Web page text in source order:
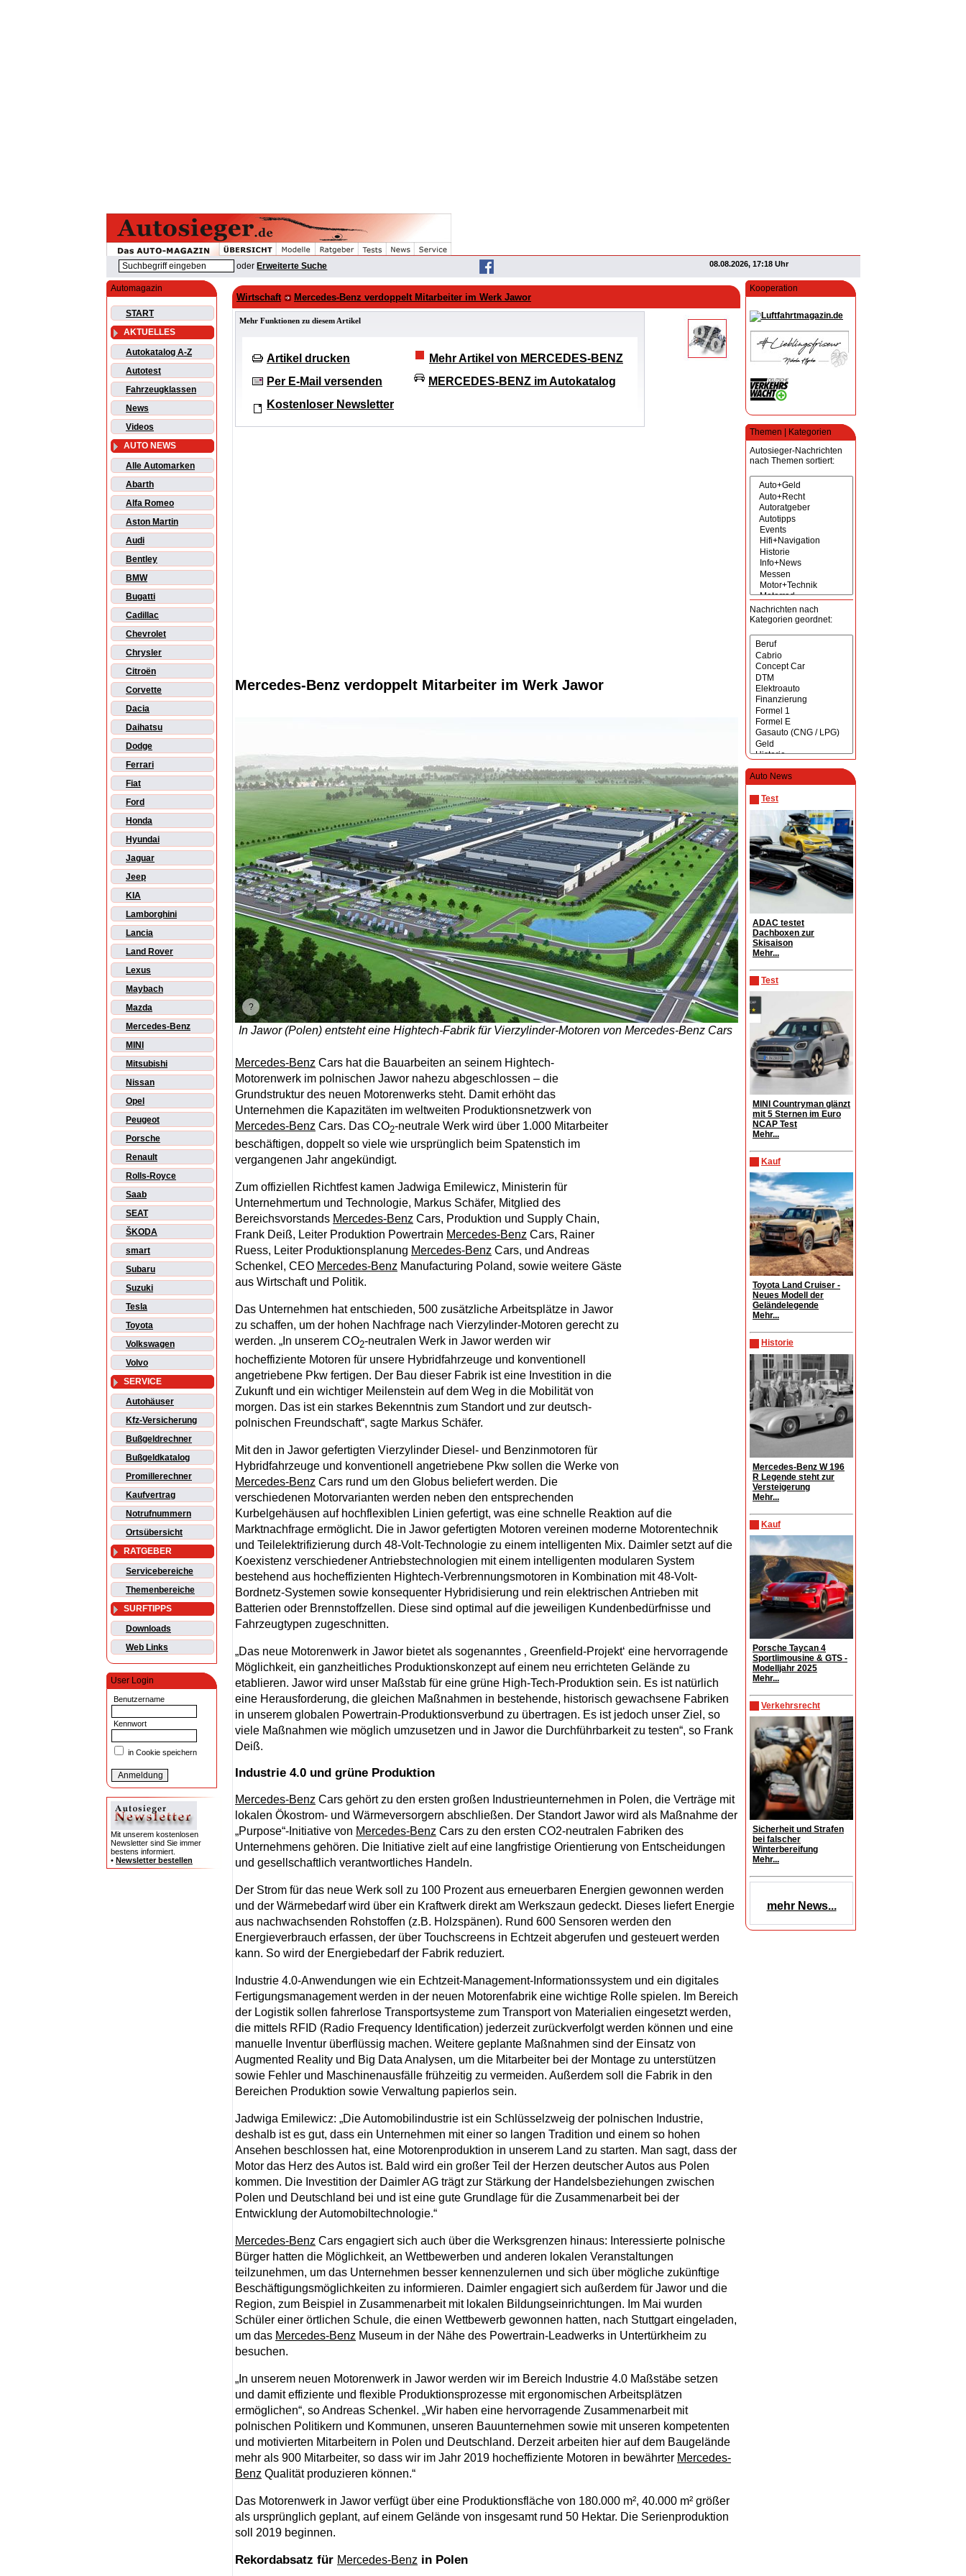
oder Erweiterte Suche 08.08.2026, 17:18 Uhr
Automagazin
START
AKTUELLES
Autokatalog A-Z
Autotest
Fahrzeugklassen
News
Videos
AUTO NEWS
Alle Automarken
Abarth
Alfa Romeo
Aston Martin
Audi
Bentley
BMW
Bugatti
Cadillac
Chevrolet
Chrysler
Citroën
Corvette
Dacia
Daihatsu
Dodge
Ferrari
Fiat
Ford
Honda
Hyundai
Jaguar
Jeep
KIA
Lamborghini
Lancia
Land Rover
Lexus
Maybach
Mazda
Mercedes-Benz
MINI
Mitsubishi
Nissan
Opel
Peugeot
Porsche
Renault
Rolls-Royce
Saab
SEAT
ŠKODA
smart
Subaru
Suzuki
Tesla
Toyota
Volkswagen
Volvo
SERVICE
Autohäuser
Kfz-Versicherung
Bußgeldrechner
Bußgeldkatalog
Promillerechner
Kaufvertrag
Notrufnummern
Ortsübersicht
RATGEBER
Servicebereiche
Themenbereiche
SURFTIPPS
Downloads
Web Links
User Login
Benutzername
Kennwort
in Cookie speichern
Mit unserem kostenlosen
Newsletter sind Sie immer
bestens informiert.
• Newsletter bestellen
Kooperation
Themen | Kategorien
Autosieger-Nachrichten
nach Themen sortiert:
Nachrichten nach
Kategorien geordnet:
Auto News
Test
ADAC testet
Dachboxen zur
Skisaison
Mehr...
Test
MINI Countryman glänzt
mit 5 Sternen im Euro
NCAP Test
Mehr...
Kauf
Toyota Land Cruiser -
Neues Modell der
Geländelegende
Mehr...
Historie
Mercedes-Benz W 196
R Legende steht zur
Versteigerung
Mehr...
Kauf
Porsche Taycan 4
Sportlimousine & GTS -
Modelljahr 2025
Mehr...
Verkehrsrecht
Sicherheit und Strafen
bei falscher
Winterbereifung
Mehr...
mehr News...
Wirtschaft Mercedes-Benz verdoppelt Mitarbeiter im Werk Jawor
Mehr Funktionen zu diesem Artikel
Artikel drucken
Per E-Mail versenden
Kostenloser Newsletter
Mehr Artikel von MERCEDES-BENZ
MERCEDES-BENZ im Autokatalog
Mercedes-Benz verdoppelt Mitarbeiter im Werk Jawor
In Jawor (Polen) entsteht eine Hightech-Fabrik für Vierzylinder-Motoren von Mercedes-Benz Cars
Mercedes-Benz Cars hat die Bauarbeiten an seinem Hightech-
Motorenwerk im polnischen Jawor nahezu abgeschlossen – die
Grundstruktur des neuen Motorenwerks steht. Damit erhöht das
Unternehmen die Kapazitäten im weltweiten Produktionsnetzwerk von
Mercedes-Benz Cars. Das CO2-neutrale Werk wird über 1.000 Mitarbeiter
beschäftigen, doppelt so viele wie ursprünglich beim Spatenstich im
vergangenen Jahr angekündigt.
Zum offiziellen Richtfest kamen Jadwiga Emilewicz, Ministerin für
Unternehmertum und Technologie, Markus Schäfer, Mitglied des
Bereichsvorstands Mercedes-Benz Cars, Produktion und Supply Chain,
Frank Deiß, Leiter Produktion Powertrain Mercedes-Benz Cars, Rainer
Ruess, Leiter Produktionsplanung Mercedes-Benz Cars, und Andreas
Schenkel, CEO Mercedes-Benz Manufacturing Poland, sowie weitere Gäste
aus Wirtschaft und Politik.
Das Unternehmen hat entschieden, 500 zusätzliche Arbeitsplätze in Jawor
zu schaffen, um der hohen Nachfrage nach Vierzylinder-Motoren gerecht zu
werden. „In unserem CO2-neutralen Werk in Jawor werden wir
hocheffiziente Motoren für unsere Hybridfahrzeuge und konventionell
angetriebene Pkw fertigen. Der Bau dieser Fabrik ist eine Investition in die
Zukunft und ein wichtiger Meilenstein auf dem Weg in die Mobilität von
morgen. Das ist ein starkes Bekenntnis zum Standort und zur deutsch-
polnischen Freundschaft“, sagte Markus Schäfer.
Mit den in Jawor gefertigten Vierzylinder Diesel- und Benzinmotoren für
Hybridfahrzeuge und konventionell angetriebene Pkw sollen die Werke von
Mercedes-Benz Cars rund um den Globus beliefert werden. Die
verschiedenen Motorvarianten werden neben den entsprechenden
Kurbelgehäusen auf hochflexiblen Linien gefertigt, was eine schnelle Reaktion auf die
Marktnachfrage ermöglicht. Die in Jawor gefertigten Motoren vereinen moderne Motorentechnik
und Teilelektrifizierung durch 48-Volt-Technologie zu einem intelligenten Mix. Daimler setzt auf die
Koexistenz verschiedener Antriebstechnologien mit einem intelligenten modularen System
bestehend aus hocheffizienten Hightech-Verbrennungsmotoren in Kombination mit 48-Volt-
Bordnetz-Systemen sowie konsequenter Hybridisierung und rein elektrischen Antrieben mit
Batterien oder Brennstoffzellen. Diese sind optimal auf die jeweiligen Kundenbedürfnisse und
Fahrzeugtypen zugeschnitten.
„Das neue Motorenwerk in Jawor bietet als sogenanntes ‚ Greenfield-Projekt‘ eine hervorragende
Möglichkeit, ein ganzheitliches Produktionskonzept auf einem neu errichteten Gelände zu
etablieren. Jawor wird unser Maßstab für eine grüne High-Tech-Produktion sein. Es ist natürlich
eine Herausforderung, die gleichen Maßnahmen in bestehende, historisch gewachsene Fabriken
in unserem globalen Powertrain-Produktionsverbund zu übertragen. Es ist jedoch unser Ziel, so
viele Maßnahmen wie möglich umzusetzen und in Jawor die Durchführbarkeit zu testen“, so Frank
Deiß.
Industrie 4.0 und grüne Produktion
Mercedes-Benz Cars gehört zu den ersten großen Industrieunternehmen in Polen, die Verträge mit
lokalen Ökostrom- und Wärmeversorgern abschließen. Der Standort Jawor wird als Maßnahme der
„Purpose“-Initiative von Mercedes-Benz Cars zu den ersten CO2-neutralen Fabriken des
Unternehmens gehören. Die Initiative zielt auf eine langfristige Orientierung von Entscheidungen
und gesellschaftlich verantwortliches Handeln.
Der Strom für das neue Werk soll zu 100 Prozent aus erneuerbaren Energien gewonnen werden
und der Wärmebedarf wird über ein Kraftwerk direkt am Werkszaun gedeckt. Dieses liefert Energie
aus nachwachsenden Rohstoffen (z.B. Holzspänen). Rund 600 Sensoren werden den
Energieverbrauch erfassen, der über Touchscreens in Echtzeit abgerufen und gesteuert werden
kann. So wird der Energiebedarf der Fabrik reduziert.
Industrie 4.0-Anwendungen wie ein Echtzeit-Management-Informationssystem und ein digitales
Fertigungsmanagement werden in der neuen Motorenfabrik eine wichtige Rolle spielen. Im Bereich
der Logistik sollen fahrerlose Transportsysteme zum Transport von Materialien eingesetzt werden,
die mittels RFID (Radio Frequency Identification) jederzeit zurückverfolgt werden können und eine
manuelle Inventur überflüssig machen. Weitere geplante Maßnahmen sind der Einsatz von
Augmented Reality und Big Data Analysen, um die Mitarbeiter bei der Montage zu unterstützen
sowie Fehler und Maschinenausfälle frühzeitig zu vermeiden. Außerdem soll die Fabrik in den
Bereichen Produktion sowie Verwaltung papierlos sein.
Jadwiga Emilewicz: „Die Automobilindustrie ist ein Schlüsselzweig der polnischen Industrie,
deshalb ist es gut, dass ein Unternehmen mit einer so langen Tradition und einem so hohen
Ansehen beschlossen hat, eine Motorenproduktion in unserem Land zu starten. Man sagt, dass der
Motor das Herz des Autos ist. Bald wird ein großer Teil der Herzen deutscher Autos aus Polen
kommen. Die Investition der Daimler AG trägt zur Stärkung der Handelsbeziehungen zwischen
Polen und Deutschland bei und ist eine gute Grundlage für die Zusammenarbeit bei der
Entwicklung der Automobiltechnologie.“
Mercedes-Benz Cars engagiert sich auch über die Werksgrenzen hinaus: Interessierte polnische
Bürger hatten die Möglichkeit, an Wettbewerben und anderen lokalen Veranstaltungen
teilzunehmen, um das Unternehmen besser kennenzulernen und sich über mögliche zukünftige
Beschäftigungsmöglichkeiten zu informieren. Daimler engagiert sich außerdem für Jawor und die
Region, zum Beispiel in Zusammenarbeit mit lokalen Bildungseinrichtungen. Im Mai wurden
Schüler einer örtlichen Schule, die einen Wettbewerb gewonnen hatten, nach Stuttgart eingeladen,
um das Mercedes-Benz Museum in der Nähe des Powertrain-Leadwerks in Untertürkheim zu
besuchen.
„In unserem neuen Motorenwerk in Jawor werden wir im Bereich Industrie 4.0 Maßstäbe setzen
und damit effiziente und flexible Produktionsprozesse mit ergonomischen Arbeitsplätzen
ermöglichen“, so Andreas Schenkel. „Wir haben eine hervorragende Zusammenarbeit mit
polnischen Politikern und Kommunen, unseren Bauunternehmen sowie mit unseren kompetenten
und motivierten Mitarbeitern in Polen und Deutschland. Derzeit arbeiten hier auf dem Baugelände
mehr als 900 Mitarbeiter, so dass wir im Jahr 2019 hocheffiziente Motoren in bewährter Mercedes-
Benz Qualität produzieren können.“
Das Motorenwerk in Jawor verfügt über eine Produktionsfläche von 180.000 m², 40.000 m² größer
als ursprünglich geplant, auf einem Gelände von insgesamt rund 50 Hektar. Die Serienproduktion
soll 2019 beginnen.
Rekordabsatz für Mercedes-Benz in Polen